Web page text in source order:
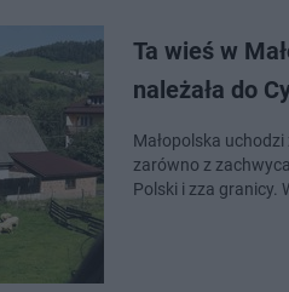
Ta wieś w
należała do
Małopolska
zarówno z
Polski i zza granicy.